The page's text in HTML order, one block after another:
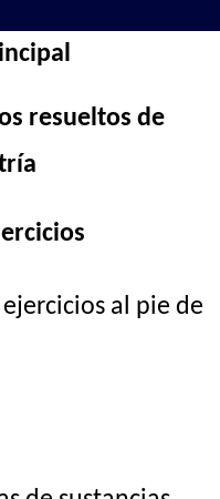
resueltos de
al pie de